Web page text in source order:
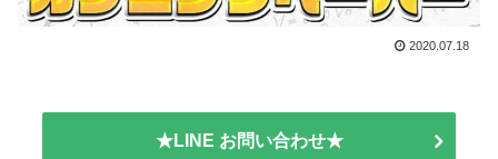
2020.07.18
★LINE お問い合わせ★